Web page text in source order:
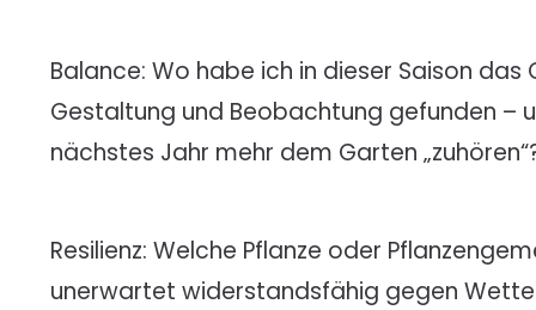
Balance: Wo habe ich in dieser Saison
Gestaltung und Beobachtung gefunden –
nächstes Jahr mehr dem Garten
Resilienz: Welche Pflanze oder
unerwartet widerstandsfähig gegen